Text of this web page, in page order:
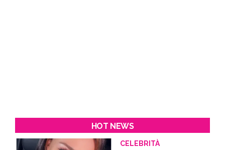
HOT NEWS
CELEBRITÀ